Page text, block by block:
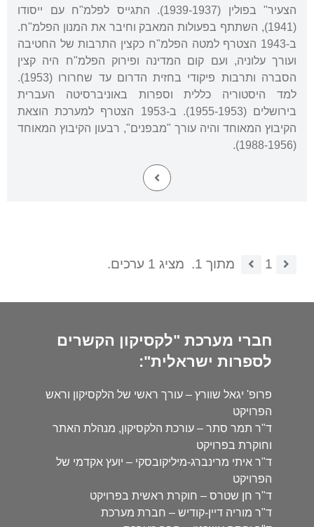
הצעיר" בפולין (1939-1937). התגייס לפלמ"ח עם ייסודו
(1941), השתתף בפעולות המאבק וחיבר את המנון הפלמ"ח.
ב-1943 הצטרף למטה הפלמ"ח כקצין התרבות של החטיבה
ועורך עלוניה, ועם קום המדינה ופירוק הפלמ"ח היה קצין
הסברה ותרבות פיקודי בחזית הדרום עד שחרורו (1953).
למד היסטוריה כללית וספרות באוניברסיטה העברית
בירושלים (1955-1953). ב-1953 הצטרף למערכת הוצאת
הקיבוץ המאוחד והיה עורך "מבפנים", רבעון הקיבוץ המאוחד
(1988-1956).
1 מתוך 1. מציג 1 ערכים.
חברי מערכת "לקסיקון הקשרים
לספרות ישראלית":
פרופ' יגאל שוורץ – עורך ראשי של הלקסיקון וראש
הפרויקט
ד"ר תמר סתר – עורכת הלקסיקון, מנהלת האתר
וחוקרת בפרויקט
ד"ר איתי מרינברג-מיליקובסקי – יועץ אקדמי של
הפרויקט
ד"ר חן שטרס – חוקרת ראשית בפרויקט
ד"ר מוריה דיין-קודיש – חברת מערכת